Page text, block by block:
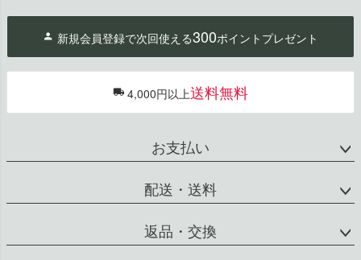
ジト
へ
新規会員登録で次回使える300ポイントプレゼント
4,000円以上送料無料
お支払い
配送・送料
返品・交換